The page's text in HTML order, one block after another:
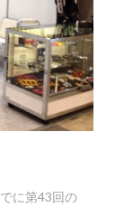
に第43回の